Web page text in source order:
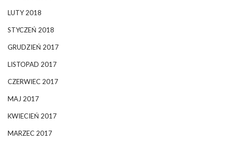
LUTY 2018
STYCZEŃ 2018
GRUDZIEŃ 2017
LISTOPAD 2017
CZERWIEC 2017
MAJ 2017
KWIECIEŃ 2017
MARZEC 2017